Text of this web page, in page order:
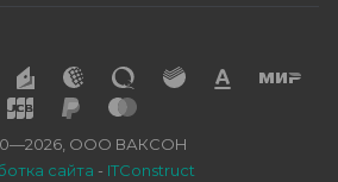
ООО ВАКСОН
сайта - ITConstruct